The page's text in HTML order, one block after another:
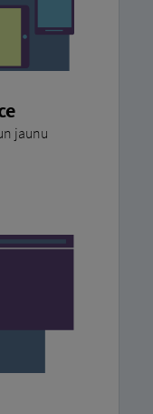
jaunu